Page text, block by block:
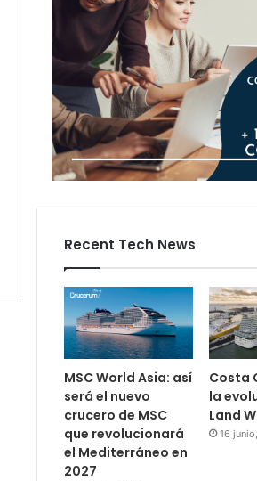
Recent Tech News
MSC World Asia: así
será el nuevo
crucero de MSC
que revolucionará
el Mediterráneo en
2027
Costa
la
Land
16